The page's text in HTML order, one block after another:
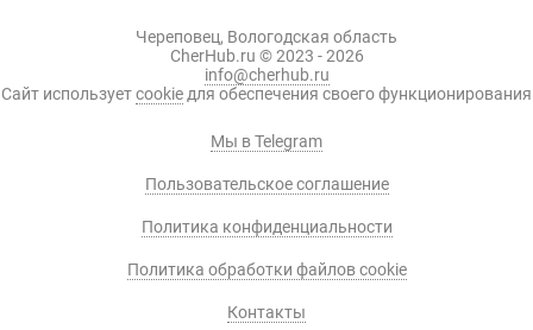
Череповец, Вологодская область
CherHub.ru © 2023 - 2026
info@cherhub.ru
Сайт используетcookie для обеспечения своего функционирования
Мы в Telegram
Пользовательское соглашение
Политика конфиденциальности
Политика обработки файлов cookie
Контакты